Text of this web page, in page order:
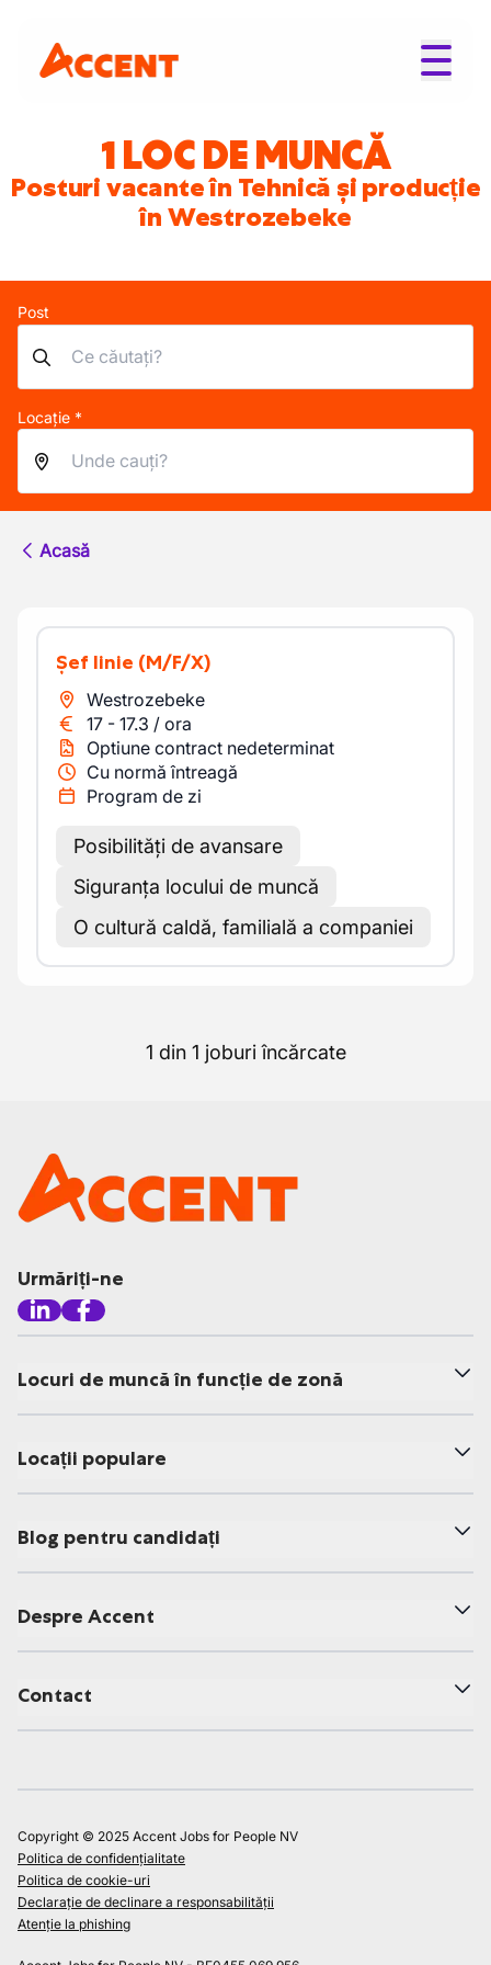
1 LOC DE MUNCĂ
Posturi vacante în Tehnică și producție
în Westrozebeke
Post
Locație *
Acasă
Șef linie (M/F/X)
Westrozebeke
17 - 17.3 / ora
Optiune contract nedeterminat
Cu normă întreagă
Program de zi
Posibilități de avansare
Siguranța locului de muncă
O cultură caldă, familială a companiei
1 din 1 joburi încărcate
Urmăriți-ne
Locuri de muncă în funcție de zonă
Locații populare
Blog pentru candidați
Despre Accent
Contact
Copyright © 2025 Accent Jobs for People NV
Politica de confidențialitate
Politica de cookie-uri
Declarație de declinare a responsabilității
Atenție la phishing